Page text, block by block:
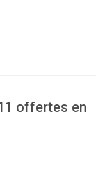
offertes en